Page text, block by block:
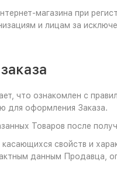
магазина при
и лицам за
что ознакомлен с
для оформления Заказа.
Товаров после
свойств и
данным Продавца,